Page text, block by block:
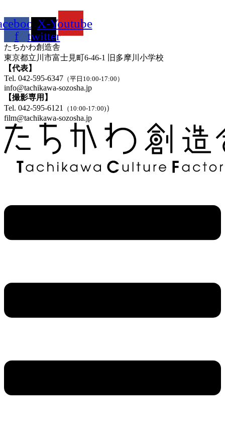
f
X-
twitter
Youtube
たちかわ創造舎
東京都立川市富士見町6-46-1 旧多摩川小学校
【代表】
Tel. 042-595-6347 （平日10:00-17:00）
info@tachikawa-sozosha.jp
【撮影専用】
Tel. 042-595-6121
（10:00-17:00)）
film@tachikawa-sozosha.jp